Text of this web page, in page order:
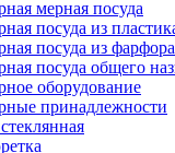
мерная посуда
посуда из
посуда из фарфора
посуда общего
оборудование
принадлежности